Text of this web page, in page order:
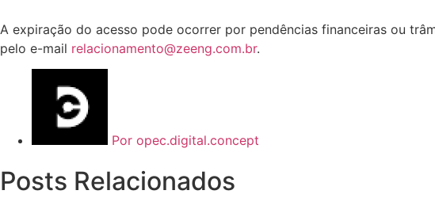
A expiração do acesso pode ocorrer por pendências financeiras ou
pelo e-mail relacionamento@zeeng.com.br.
Por opec.digital.concept
Posts Relacionados